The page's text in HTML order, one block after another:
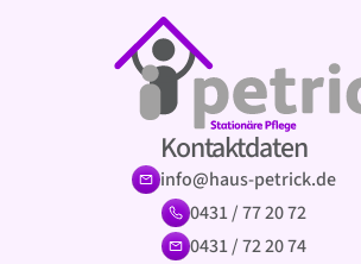
Kontaktdaten
info@haus-petrick.de
0431 / 77 20 72
0431 / 72 20 74